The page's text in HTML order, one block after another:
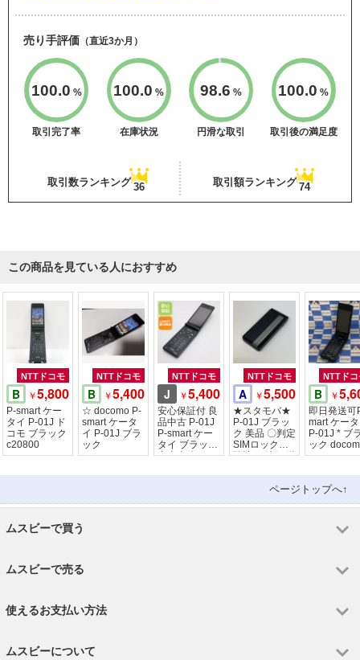
売り手評価 （直近3か月）
100.0 %
取引完了率
100.0 %
在庫状況
98.6 %
円滑な取引
100.0 %
取引後の満足度
取引数ランキング 36 取引額ランキング 74
この商品を見ている人におすすめ
NTTドコモ
B ￥5,800
P-smart ケー
タイ P-01J ド
コモ ブラック
c20800
NTTドコモ
B ￥5,400
☆ docomo P-
smart ケータ
イ P-01J ブラ
ック
NTTドコモ
J ￥5,400
安心保証付 良
品中古 P-01J
P-smart ケー
タイ ブラック
中古本体
NTTドコモ
A ￥5,500
★スタモバ★
P-01J ブラッ
ク 美品 〇判定
SIMロック解
除済み 特価 送
NTTドコ
B ￥
即日発送可
mart ケー
P-01J * ブ
ック
ページトップへ↑
ムスビーで買う
ムスビーで売る
使えるお支払い方法
ムスビーについて